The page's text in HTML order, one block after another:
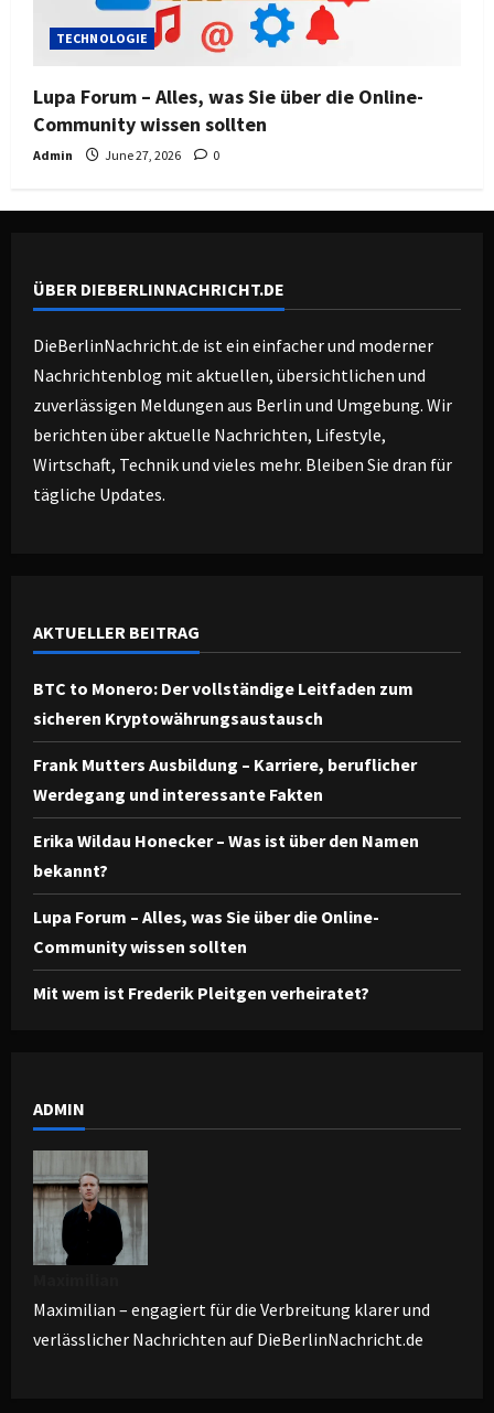
TECHNOLOGIE
Lupa Forum – Alles, was Sie über die Online-
Community wissen sollten
Admin June 27, 2026 0
ÜBER DIEBERLINNACHRICHT.DE
DieBerlinNachricht.de ist ein einfacher und moderner
Nachrichtenblog mit aktuellen, übersichtlichen und
zuverlässigen Meldungen aus Berlin und Umgebung. Wir
berichten über aktuelle Nachrichten, Lifestyle,
Wirtschaft, Technik und vieles mehr. Bleiben Sie dran für
tägliche Updates.
AKTUELLER BEITRAG
BTC to Monero: Der vollständige Leitfaden zum
sicheren Kryptowährungsaustausch
Frank Mutters Ausbildung – Karriere, beruflicher
Werdegang und interessante Fakten
Erika Wildau Honecker – Was ist über den Namen
bekannt?
Lupa Forum – Alles, was Sie über die Online-
Community wissen sollten
Mit wem ist Frederik Pleitgen verheiratet?
ADMIN
Maximilian – engagiert für die Verbreitung klarer und
verlässlicher Nachrichten auf DieBerlinNachricht.de